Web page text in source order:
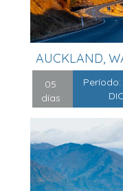
AUCKLAND,
05
días
Período: